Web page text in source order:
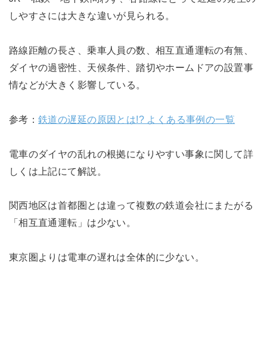
しやすさには大きな違いが見られる。
路線距離の長さ、乗車人員の数、相互直通運転の有無、
ダイヤの過密性、天候条件、踏切やホームドアの設置事
情などが大きく影響している。
参考：鉄道の遅延の原因とは!? よくある事例の一覧
電車のダイヤの乱れの根拠になりやすい事象に関して詳
しくは上記にて解説。
関西地区は首都圏とは違って複数の鉄道会社にまたがる
「相互直通運転」は少ない。
東京圏よりは電車の遅れは全体的に少ない。